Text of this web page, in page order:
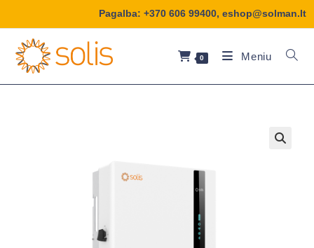
Pagalba: +370 606 99400, eshop@solman.lt
0 Meniu